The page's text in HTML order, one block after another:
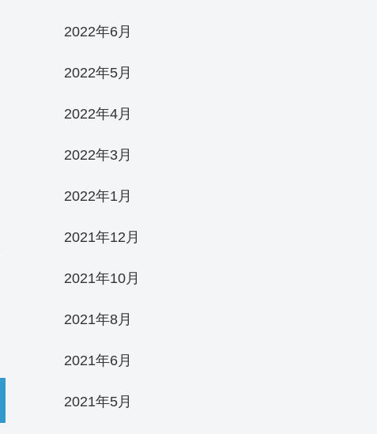
2022年6月
2022年5月
2022年4月
2022年3月
2022年1月
2021年12月
2021年10月
2021年8月
2021年6月
2021年5月